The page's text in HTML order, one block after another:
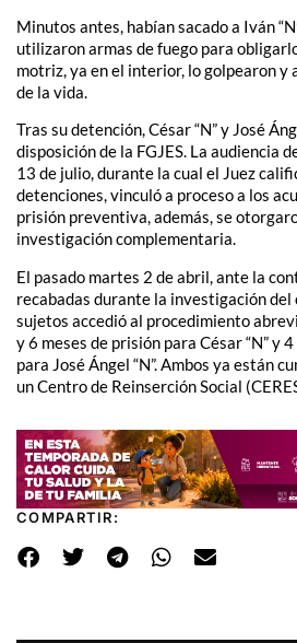
Minutos antes, habían sacado a Iván
utilizaron armas de fuego para
motriz, ya en el interior, lo golpearon y
de la vida.
Tras su detención, César “N” y José
disposición de la FGJES. La audiencia
13 de julio, durante la cual el Juez
detenciones, vinculó a proceso a los
prisión preventiva, además, se
investigación complementaria.
El pasado martes 2 de abril, ante la
recabadas durante la investigación del
sujetos accedió al procedimiento
y 6 meses de prisión para César “N” y
para José Ángel “N”. Ambos ya están
un Centro de Reinserción Social
COMPARTIR: